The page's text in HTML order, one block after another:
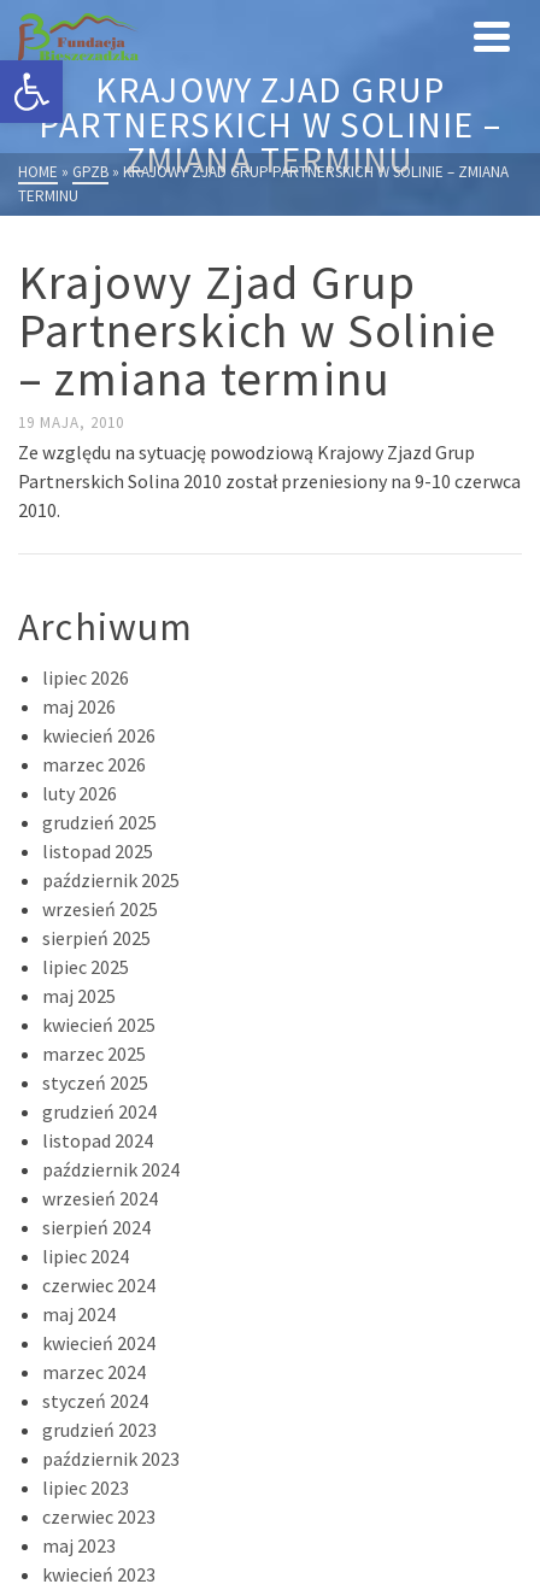
Otwórz pasek narzędziKRAJOWY ZJAD GRUP
PARTNERSKICH W SOLINIE –
ZMIANA TERMINU
HOME » GPZB » KRAJOWY ZJAD GRUP PARTNERSKICH W SOLINIE – ZMIANA
TERMINU
Krajowy Zjad Grup
Partnerskich w Solinie
– zmiana terminu
19 MAJA, 2010
Ze względu na sytuację powodziową Krajowy Zjazd Grup
Partnerskich Solina 2010 został przeniesiony na 9-10 czerwca
2010.
Archiwum
lipiec 2026
maj 2026
kwiecień 2026
marzec 2026
luty 2026
grudzień 2025
listopad 2025
październik 2025
wrzesień 2025
sierpień 2025
lipiec 2025
maj 2025
kwiecień 2025
marzec 2025
styczeń 2025
grudzień 2024
listopad 2024
październik 2024
wrzesień 2024
sierpień 2024
lipiec 2024
czerwiec 2024
maj 2024
kwiecień 2024
marzec 2024
styczeń 2024
grudzień 2023
październik 2023
lipiec 2023
czerwiec 2023
maj 2023
kwiecień 2023